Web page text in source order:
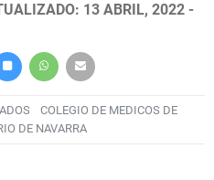
13 ABRIL, 2022 -
COLEGIO DE MEDICOS DE
DE NAVARRA